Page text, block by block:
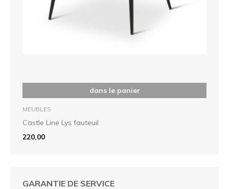
dans le panier
MEUBLES
Castle Line Lys fauteuil
220,00
GARANTIE DE SERVICE